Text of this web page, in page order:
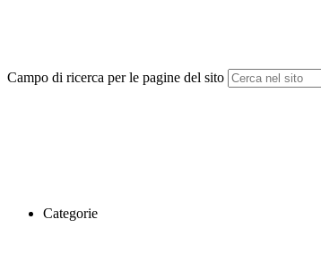
Campo di ricerca per le pagine del sito
Categorie